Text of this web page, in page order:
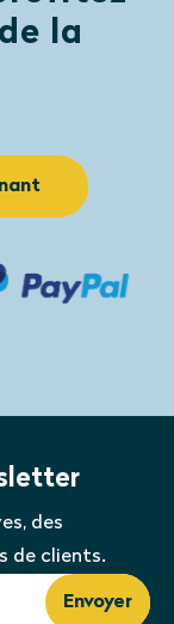
à la
des
de clients.
Envoyer